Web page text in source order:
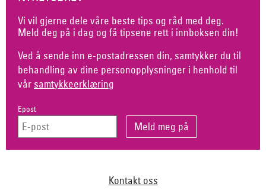
Vi vil gjerne dele våre beste tips og råd med deg.
Meld deg på i dag og få tipsene rett i innboksen din!
Ved å sende inn e-postadressen din, samtykker du til
behandling av dine personopplysninger i henhold til
vår samtykkeerklæring
Epost
Kontakt oss